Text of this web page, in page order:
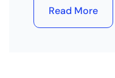
Read More